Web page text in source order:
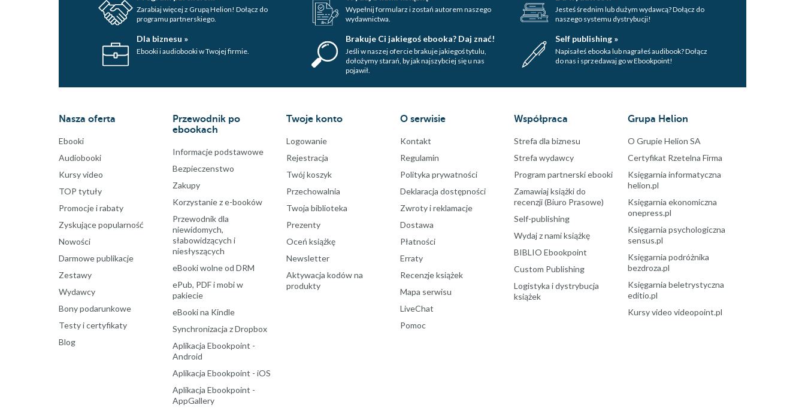
Zarabiaj więcej z Grupą Helion! Dołącz do
programu partnerskiego.
Wypełnij formularz i zostań autorem naszego
wydawnictwa.
Jesteś średnim lub dużym wydawcą? Dołącz do
naszego systemu dystrybucji!
Dla biznesu »
Ebooki i audiobooki w Twojej firmie.
Brakuje Ci jakiegoś ebooka? Daj znać!
Jeśli w naszej ofercie brakuje jakiegoś tytulu,
dołożymy starań, by jak najszybciej się u nas
pojawił.
Self publishing »
Napisałeś ebooka lub nagrałeś audibook? Dołącz
do nas i sprzedawaj go w Ebookpoint!
Nasza oferta
Ebooki
Audiobooki
Kursy video
TOP tytuły
Promocje i rabaty
Zyskujące popularność
Nowości
Darmowe publikacje
Zestawy
Wydawcy
Bony podarunkowe
Testy i certyfikaty
Blog
Przewodnik po
ebookach
Informacje podstawowe
Bezpieczenstwo
Zakupy
Korzystanie z e-booków
Przewodnik dla
niewidomych,
słabowidzących i
niesłyszących
eBooki wolne od DRM
ePub, PDF i mobi w
pakiecie
eBooki na Kindle
Synchronizacja z Dropbox
Aplikacja Ebookpoint -
Android
Aplikacja Ebookpoint - iOS
Aplikacja Ebookpoint -
AppGallery
Twoje konto
Logowanie
Rejestracja
Twój koszyk
Przechowalnia
Twoja biblioteka
Prezenty
Oceń książkę
Newsletter
Aktywacja kodów na
produkty
O serwisie
Kontakt
Regulamin
Polityka prywatności
Deklaracja dostępności
Zwroty i reklamacje
Dostawa
Płatności
Erraty
Recenzje książek
Mapa serwisu
LiveChat
Pomoc
Współpraca
Strefa dla biznesu
Strefa wydawcy
Program partnerski ebooki
Zamawiaj książki do
recenzji (Biuro Prasowe)
Self-publishing
Wydaj z nami książkę
BIBLIO Ebookpoint
Custom Publishing
Logistyka i dystrybucja
książek
Grupa Helion
O Grupie Helion SA
Certyfikat Rzetelna Firma
Księgarnia informatyczna
helion.pl
Księgarnia ekonomiczna
onepress.pl
Księgarnia psychologiczna
sensus.pl
Księgarnia podróżnika
bezdroza.pl
Księgarnia beletrystyczna
editio.pl
Kursy video videopoint.pl